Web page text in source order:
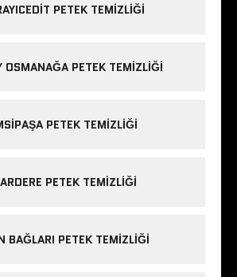
PETEK TEMIZLIĞI
OSMANAĞA PETEK TEMIZLIĞI
PETEK TEMIZLIĞI
PETEK TEMIZLIĞI
BAĞLARI PETEK TEMIZLIĞI